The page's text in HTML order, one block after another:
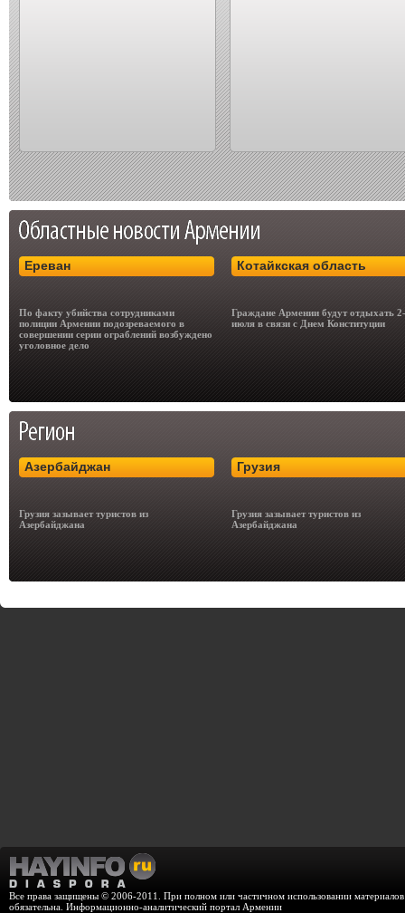
Ереван
По факту убийства сотрудниками
полиции Армении подозреваемого в
совершении серии ограблений возбуждено
уголовное дело
Котайкская область
Граждане Армении будут отдыхать
июля в связи с Днем Конституции
Азербайджан
Грузия зазывает туристов из
Азербайджана
Грузия
Грузия зазывает туристов из
Азербайджана
Все права защищены © 2006-2011. При полном или частичном использовании
обязательна. Информационно-аналитический портал Армении